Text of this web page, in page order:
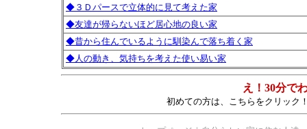
◆３Ｄパースで立体的に見て考えた家
◆友達が帰らないほど居心地の良い家
◆昔から住んでいるように馴染んで落ち着く家
◆人の動き、気持ちを考えた使い易い家
え！30分で
初めての方は、こちらをクリック